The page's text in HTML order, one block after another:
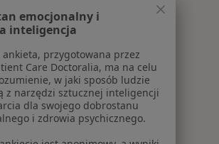
pobliżu
A
B
emocjonalny i
inteligencja
przygotowana przez
Care Doctoralia, ma na celu
w jaki sposób ludzie
z narzędzi sztucznej inteligencji
dla swojego dobrostanu
i zdrowia psychicznego.